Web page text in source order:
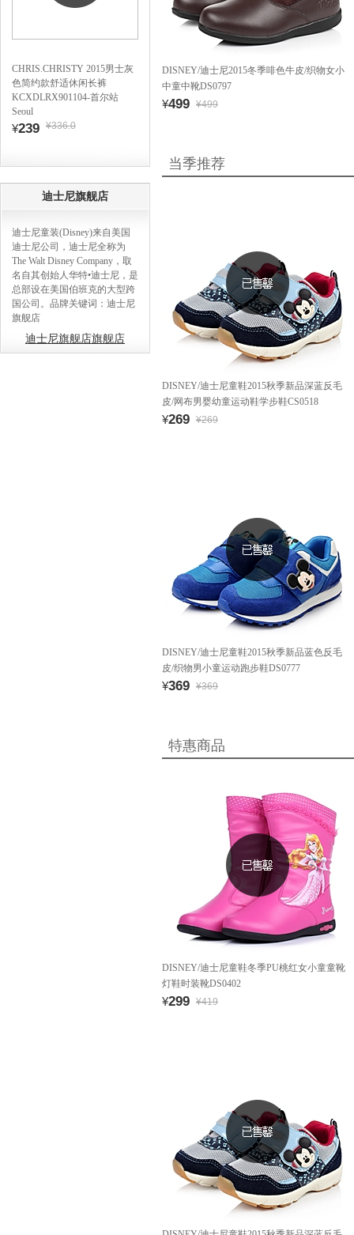
CHRIS.CHRISTY 2015男士灰
色简约款舒适休闲长裤
KCXDLRX901104-首尔站
Seoul
¥239 ¥336.0
迪士尼旗舰店
迪士尼童装(Disney)来自美国
迪士尼公司，迪士尼全称为
The Walt Disney Company，取
名自其创始人华特•迪士尼，是
总部设在美国伯班克的大型跨
国公司。品牌关键词：迪士尼
旗舰店
迪士尼旗舰店旗舰店
DISNEY/迪士尼2015冬季啡色牛皮/织物女小
中童中靴DS0797
¥499 ¥499
当季推荐
DISNEY/迪士尼童鞋2015秋季新品深蓝反毛
皮/网布男婴幼童运动鞋学步鞋CS0518
¥269 ¥269
DISNEY/迪士尼童鞋2015秋季新品蓝色反毛
皮/织物男小童运动跑步鞋DS0777
¥369 ¥369
特惠商品
DISNEY/迪士尼童鞋冬季PU桃红女小童童靴
灯鞋时装靴DS0402
¥299 ¥419